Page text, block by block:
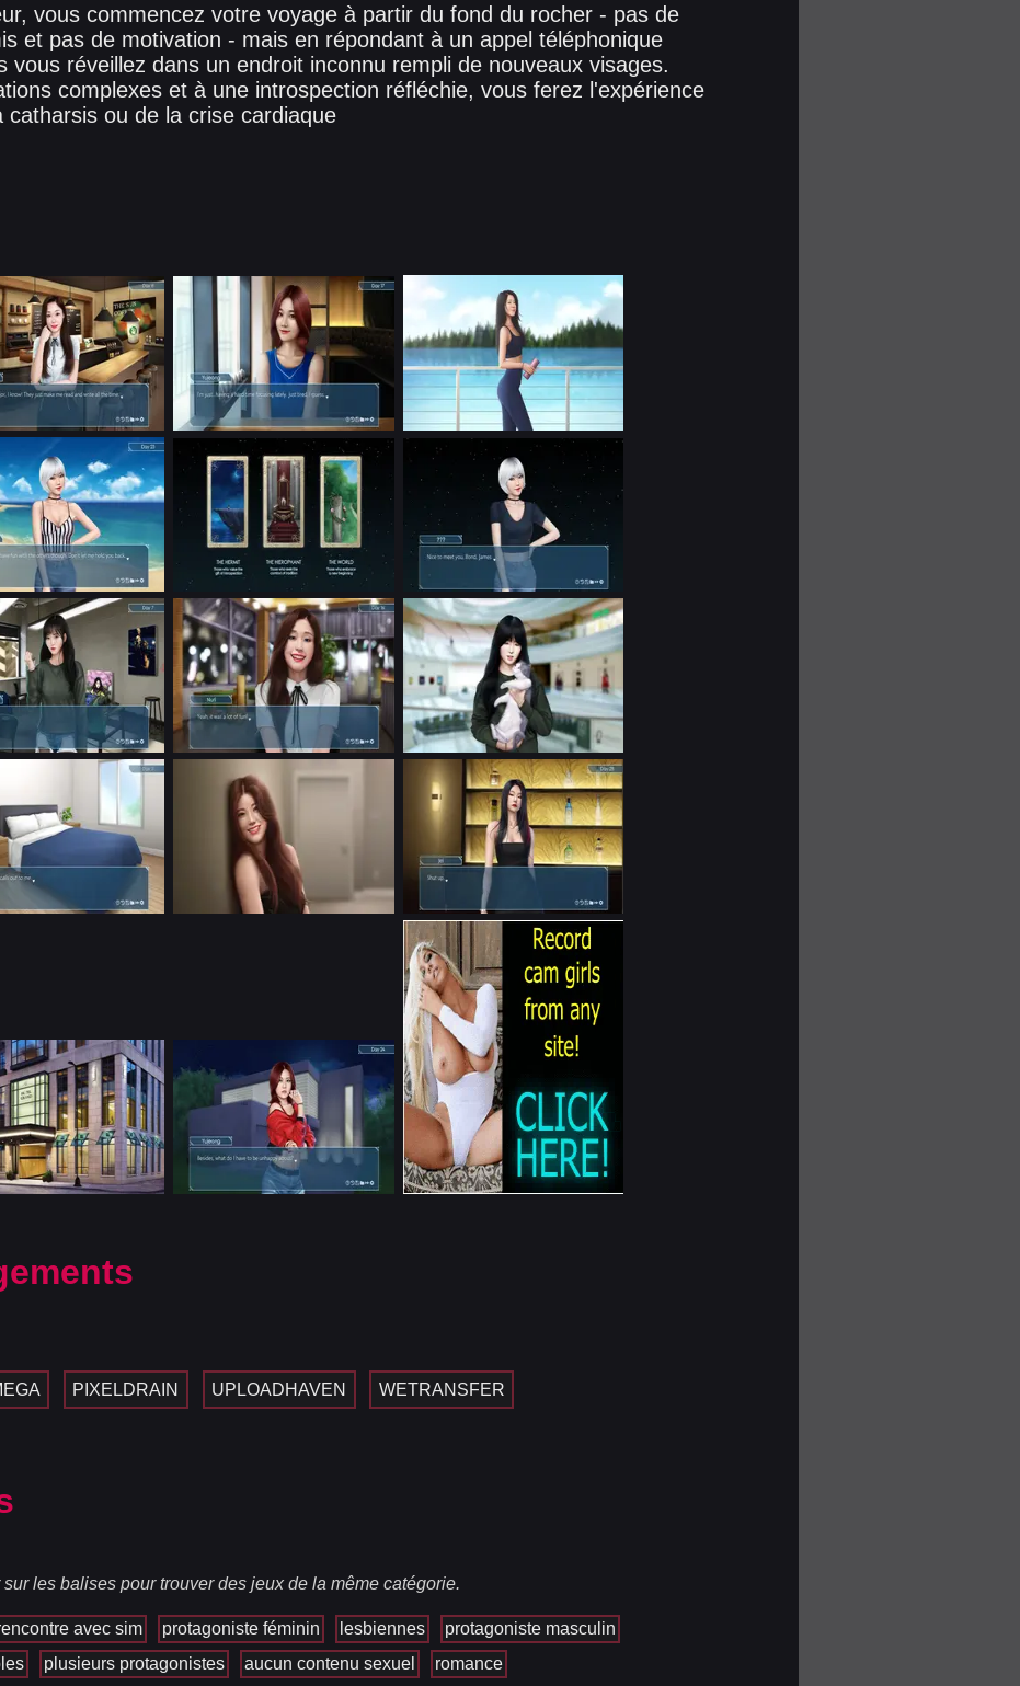
vous commencez votre voyage à partir du fond du rocher - pas de
et pas de motivation - mais en répondant à un appel téléphonique
vous réveillez dans un endroit inconnu rempli de nouveaux visages.
complexes et à une introspection réfléchie, vous ferez l'expérience
catharsis ou de la crise cardiaque
PIXELDRAIN UPLOADHAVEN WETRANSFER
les balises pour trouver des jeux de la même catégorie.
avec sim protagoniste féminin lesbiennes
protagoniste masculin
plusieurs protagonistes aucun contenu sexuel romance